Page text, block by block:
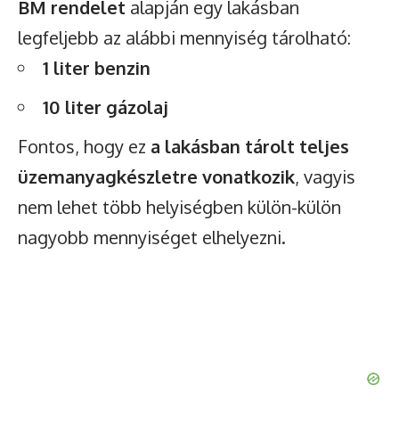
BM rendelet alapján egy lakásban
legfeljebb az alábbi mennyiség tárolható:
1 liter benzin
10 liter gázolaj
Fontos, hogy ez a lakásban tárolt teljes
üzemanyagkészletre vonatkozik, vagyis
nem lehet több helyiségben külön-külön
nagyobb mennyiséget elhelyezni.